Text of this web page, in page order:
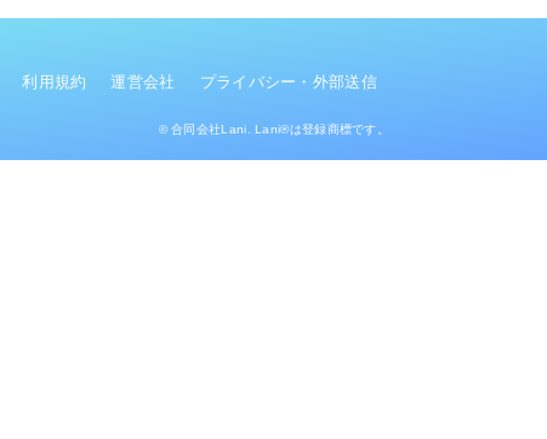
利用規約 運営会社 プライバシー・外部送信
© 合同会社Lani. Lani®は登録商標です。